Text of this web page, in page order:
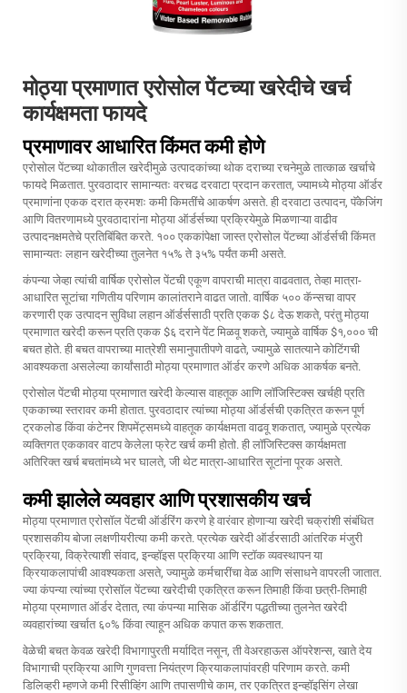
मोठ्या प्रमाणात एरोसोल पेंटच्या खरेदीचे खर्च
कार्यक्षमता फायदे
प्रमाणावर आधारित किंमत कमी होणे
एरोसोल पेंटच्या थोकातील खरेदीमुळे उत्पादकांच्या थोक दराच्या रचनेमुळे तात्काळ खर्चाचे
फायदे मिळतात. पुरवठादार सामान्यतः वरचढ दरवाटा प्रदान करतात, ज्यामध्ये मोठ्या ऑर्डर
प्रमाणांना एकक दरात क्रमशः कमी किमतींचे आकर्षण असते. ही दरवाटा उत्पादन, पॅकेजिंग
आणि वितरणामध्ये पुरवठादारांना मोठ्या ऑर्डर्सच्या प्रक्रियेमुळे मिळणाऱ्या वाढीव
उत्पादनक्षमतेचे प्रतिबिंबित करते. १०० एककांपेक्षा जास्त एरोसोल पेंटच्या ऑर्डर्सची किंमत
सामान्यतः लहान खरेदीच्या तुलनेत १५% ते ३५% पर्यंत कमी असते.
कंपन्या जेव्हा त्यांची वार्षिक एरोसोल पेंटची एकूण वापराची मात्रा वाढवतात, तेव्हा मात्रा-
आधारित सूटांचा गणितीय परिणाम कालांतराने वाढत जातो. वार्षिक ५०० कॅन्सचा वापर
करणारी एक उत्पादन सुविधा लहान ऑर्डर्ससाठी प्रति एकक $८ देऊ शकते, परंतु मोठ्या
प्रमाणात खरेदी करून प्रति एकक $६ दराने पेंट मिळवू शकते, ज्यामुळे वार्षिक $१,००० ची
बचत होते. ही बचत वापराच्या मात्रेशी समानुपातीपणे वाढते, ज्यामुळे सातत्याने कोटिंगची
आवश्यकता असलेल्या कार्यांसाठी मोठ्या प्रमाणात ऑर्डर करणे अधिक आकर्षक बनते.
एरोसोल पेंटची मोठ्या प्रमाणात खरेदी केल्यास वाहतूक आणि लॉजिस्टिक्स खर्चही प्रति
एककाच्या स्तरावर कमी होतात. पुरवठादार त्यांच्या मोठ्या ऑर्डर्सची एकत्रित करून पूर्ण
ट्रकलोड किंवा कंटेनर शिपमेंट्समध्ये वाहतूक कार्यक्षमता वाढवू शकतात, ज्यामुळे प्रत्येक
व्यक्तिगत एककावर वाटप केलेला फ्रेट खर्च कमी होतो. ही लॉजिस्टिक्स कार्यक्षमता
अतिरिक्त खर्च बचतांमध्ये भर घालते, जी थेट मात्रा-आधारित सूटांना पूरक असते.
कमी झालेले व्यवहार आणि प्रशासकीय खर्च
मोठ्या प्रमाणात एरोसॉल पेंटची ऑर्डरिंग करणे हे वारंवार होणाऱ्या खरेदी चक्रांशी संबंधित
प्रशासकीय बोजा लक्षणीयरीत्या कमी करते. प्रत्येक खरेदी ऑर्डरसाठी आंतरिक मंजुरी
प्रक्रिया, विक्रेत्याशी संवाद, इन्व्हॉइस प्रक्रिया आणि स्टॉक व्यवस्थापन या
क्रियाकलापांची आवश्यकता असते, ज्यामुळे कर्मचारींचा वेळ आणि संसाधने वापरली जातात.
ज्या कंपन्या त्यांच्या एरोसॉल पेंटच्या खरेदीची एकत्रित करून तिमाही किंवा छत्री-तिमाही
मोठ्या प्रमाणात ऑर्डर देतात, त्या कंपन्या मासिक ऑर्डरिंग पद्धतीच्या तुलनेत खरेदी
व्यवहारांच्या खर्चात ६०% किंवा त्याहून अधिक कपात करू शकतात.
वेळेची बचत केवळ खरेदी विभागापुरती मर्यादित नसून, ती वेअरहाऊस ऑपरेशन्स, खाते देय
विभागाची प्रक्रिया आणि गुणवत्ता नियंत्रण क्रियाकलापांवरही परिणाम करते. कमी
डिलिव्हरी म्हणजे कमी रिसीव्हिंग आणि तपासणीचे काम, तर एकत्रित इन्व्हॉइसिंग लेखा